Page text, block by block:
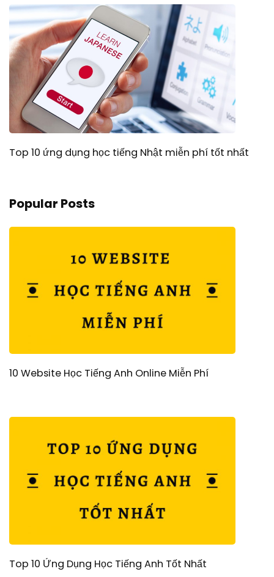
Top 10 ứng dụng học tiếng Nhật miễn phí tốt nhất
Popular Posts
10 Website Học Tiếng Anh Online Miễn Phí
Top 10 Ứng Dụng Học Tiếng Anh Tốt Nhất